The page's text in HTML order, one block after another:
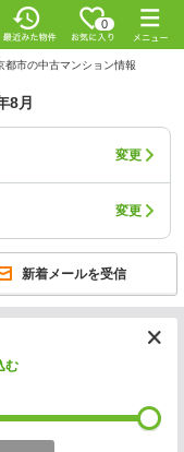
0
都市の中古マンション情報
8月
変更
変更
新着メールを受信
む